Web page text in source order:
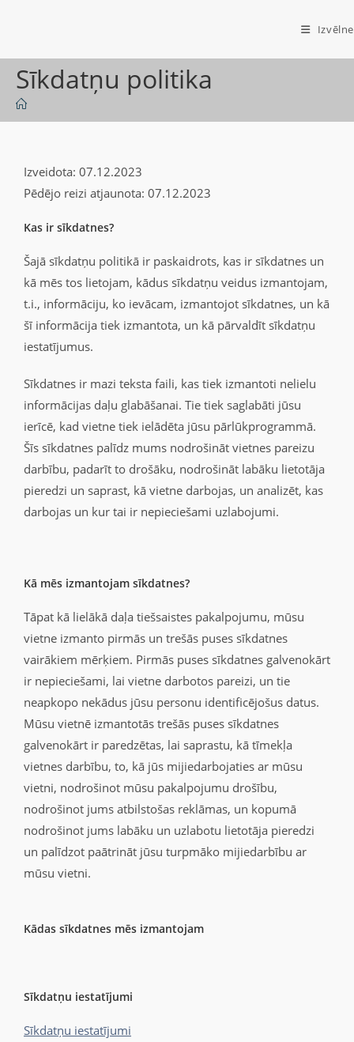
Izvēlne
Sīkdatņu politika
Izveidota: 07.12.2023
Pēdējo reizi atjaunota: 07.12.2023
Kas ir sīkdatnes?
Šajā sīkdatņu politikā ir paskaidrots, kas ir sīkdatnes un
kā mēs tos lietojam, kādus sīkdatņu veidus izmantojam,
t.i., informāciju, ko ievācam, izmantojot sīkdatnes, un kā
šī informācija tiek izmantota, un kā pārvaldīt sīkdatņu
iestatījumus.
Sīkdatnes ir mazi teksta faili, kas tiek izmantoti nelielu
informācijas daļu glabāšanai. Tie tiek saglabāti jūsu
ierīcē, kad vietne tiek ielādēta jūsu pārlūkprogrammā.
Šīs sīkdatnes palīdz mums nodrošināt vietnes pareizu
darbību, padarīt to drošāku, nodrošināt labāku lietotāja
pieredzi un saprast, kā vietne darbojas, un analizēt, kas
darbojas un kur tai ir nepieciešami uzlabojumi.
Kā mēs izmantojam sīkdatnes?
Tāpat kā lielākā daļa tiešsaistes pakalpojumu, mūsu
vietne izmanto pirmās un trešās puses sīkdatnes
vairākiem mērķiem. Pirmās puses sīkdatnes galvenokārt
ir nepieciešami, lai vietne darbotos pareizi, un tie
neapkopo nekādus jūsu personu identificējošus datus.
Mūsu vietnē izmantotās trešās puses sīkdatnes
galvenokārt ir paredzētas, lai saprastu, kā tīmekļa
vietnes darbību, to, kā jūs mijiedarbojaties ar mūsu
vietni, nodrošinot mūsu pakalpojumu drošību,
nodrošinot jums atbilstošas reklāmas, un kopumā
nodrošinot jums labāku un uzlabotu lietotāja pieredzi
un palīdzot paātrināt jūsu turpmāko mijiedarbību ar
mūsu vietni.
Kādas sīkdatnes mēs izmantojam
Sīkdatņu iestatījumi
Sīkdatņu iestatījumi